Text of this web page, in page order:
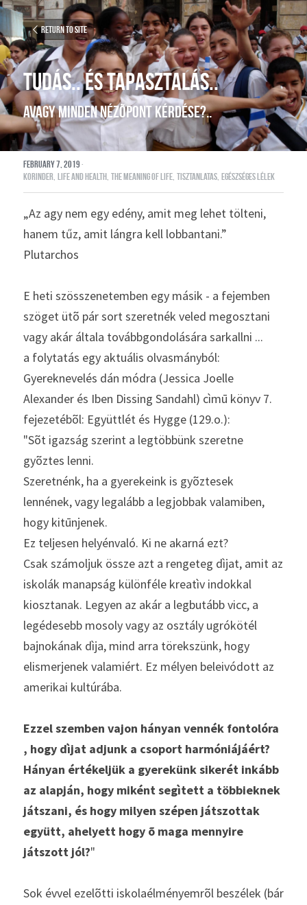
Return to site
tudás.. és tapasztalás..
avagy minden nézõpont kérdése?..
February 7, 2019·
korinder, life and health, the meaning of life, tisztanlatas, egészséges lélek
„Az agy nem egy edény, amit meg lehet tölteni,
hanem tűz, amit lángra kell lobbantani.”
Plutarchos
E heti szösszenetemben egy másik - a fejemben
szöget ütõ pár sort szeretnék veled megosztani
vagy akár általa továbbgondolására sarkallni ...
a folytatás egy aktuális olvasmányból:
Gyereknevelés dán módra (Jessica Joelle
Alexander és Iben Dissing Sandahl) cìmū könyv 7.
fejezetébõl: Együttlét és Hygge (129.o.):
"Sõt igazság szerint a legtöbbünk szeretne
gyõztes lenni.
Szeretnénk, ha a gyerekeink is gyõztesek
lennének, vagy legalább a legjobbak valamiben,
hogy kitūnjenek.
Ez teljesen helyénvaló. Ki ne akarná ezt?
Csak számoljuk össze azt a rengeteg dìjat, amit az
iskolák manapság különféle kreatìv indokkal
kiosztanak. Legyen az akár a legbutább vicc, a
legédesebb mosoly vagy az osztály ugrókötél
bajnokának dìja, mind arra törekszünk, hogy
elismerjenek valamiért. Ez mélyen beleivódott az
amerikai kultúrába.
Ezzel szemben vajon hányan vennék fontolóra
, hogy dìjat adjunk a csoport harmóniájáért?
Hányan értékeljük a gyerekünk sikerét inkább
az alapján, hogy miként segìtett a többieknek
játszani, és hogy milyen szépen játszottak
együtt, ahelyett hogy õ maga mennyire
játszott jól?"
Sok évvel ezelõtti iskolaélményemrõl beszélek (bár